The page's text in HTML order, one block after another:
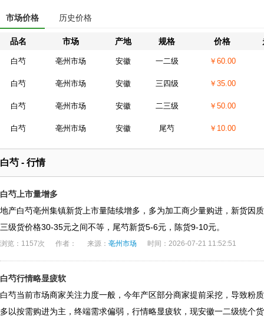
市场价格 历史价格
品名 市场 产地 规格 价格
白芍 亳州市场 安徽 一二级 ￥60.00
白芍 亳州市场 安徽 三四级 ￥35.00
白芍 亳州市场 安徽 二三级 ￥50.00
白芍 亳州市场 安徽 尾芍 ￥10.00
白芍 - 行情
白芍上市量增多
地产白芍亳州集镇新货上市量陆续增多，多为加工商少量购进，新货因
三级货价格30-35元之间不等，尾芍新货5-6元，陈货9-10元。
浏览：1157次 作者： 来源： 亳州市场 时间：2026-07-21 11:52:51
白芍行情略显疲软
白芍当前市场商家关注力度一般，今年产区部分商家提前采挖，导致粉
多以按需购进为主，终端需求偏弱，行情略显疲软，现安徽一二级统个